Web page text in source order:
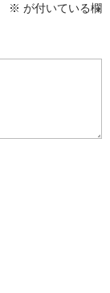
※ が付いている欄